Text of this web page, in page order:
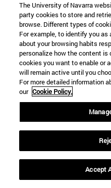
Recalcando el obstáculo
supone ante la lucha
2020 tuvo lugaruna fuga
Juan Caballero de 75
una banda criminal
(CCP). La fuga estuvo
funcionarios y puso de
muchos de los
Aumentan los
de coca en
antes solo
The University of Navarra
party cookies to store and
browse. Different types of
For example, to identify you as
about your browsing habits
personalize how the content is
cookies you want to enable or
will remain active until you
For more detailed information
our Cookie Policy.
Accept